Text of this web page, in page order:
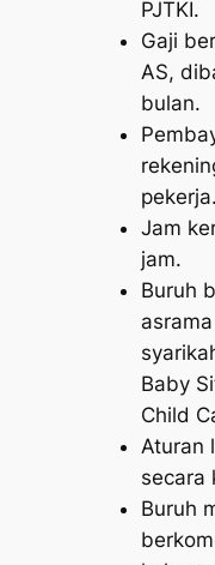
PJTKI.
Gaji
AS,
bulan.
pekerja.
Jam
jam.
Buruh
Baby
Child
Aturan
secara
Buruh